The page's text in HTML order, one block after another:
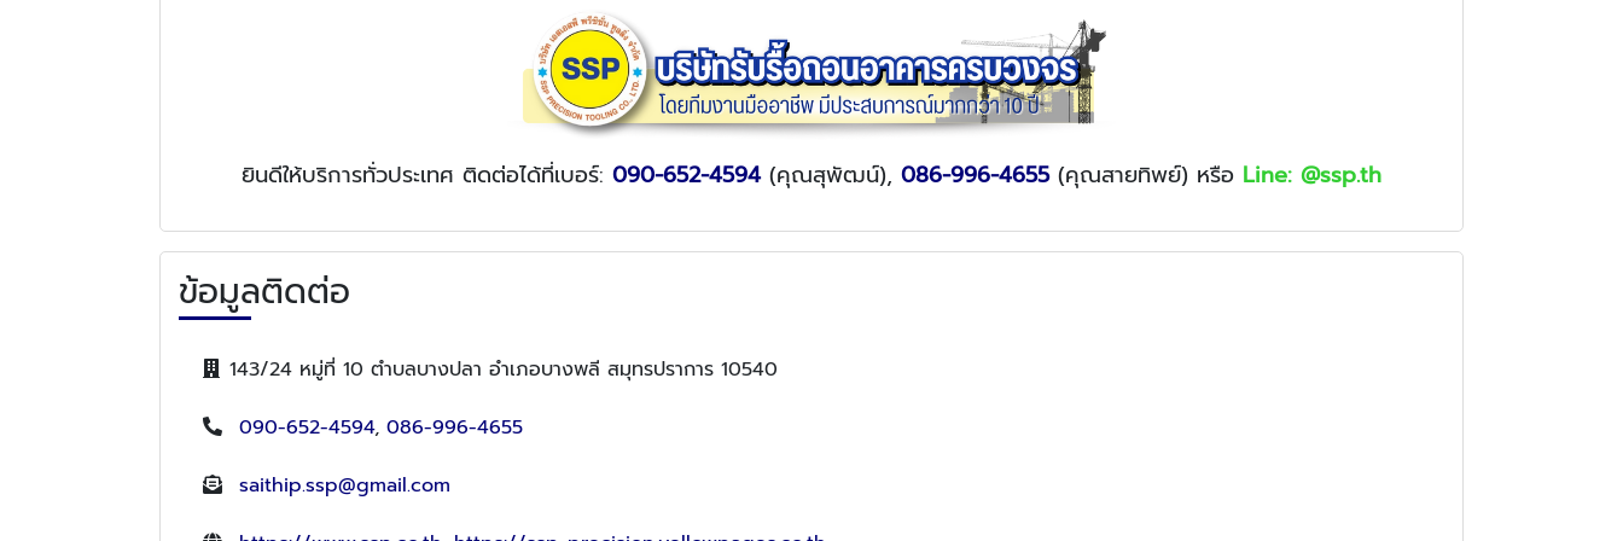
ยินดีให้บริการทั่วประเทศ ติดต่อได้ที่เบอร์: 090-652-4594 (คุณสุพัฒน์), 086-996-4655 (คุณสายทิพย์) หรือ Line: @ssp.th
ข้อมูลติดต่อ
143/24 หมู่ที่ 10 ตำบลบางปลา อำเภอบางพลี สมุทรปราการ 10540
090-652-4594, 086-996-4655
saithip.ssp@gmail.com